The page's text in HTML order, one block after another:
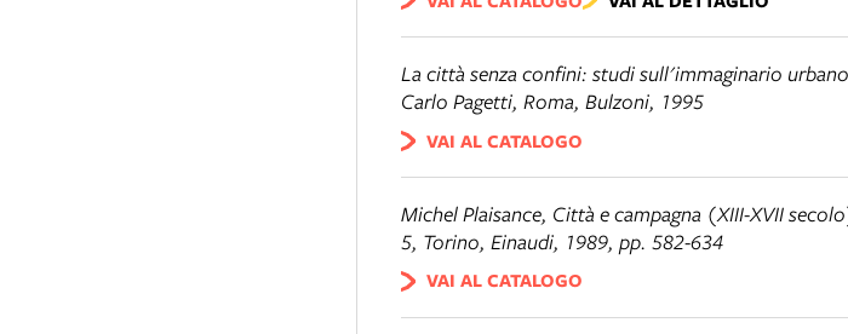
La città senza confini: studi sull'immaginario
Carlo Pagetti, Roma, Bulzoni, 1995
VAI AL CATALOGO
Michel Plaisance, Città e campagna (XIII-XVII
5, Torino, Einaudi, 1989, pp. 582-634
VAI AL CATALOGO